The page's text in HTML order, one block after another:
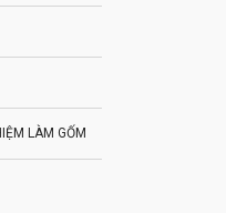
LÀM GỐM